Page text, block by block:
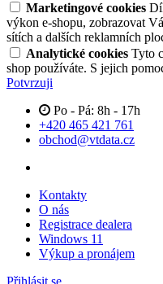
Marketingové cookies
výkon e-shopu, zobrazovat
sítích a dalších reklamních
Analytické cookies Tyto
shop používáte. S jejich
Potvrzuji
Po - Pá: 8h - 17h
+420 465 421 761
obchod@vtdata.cz
Kontakty
O nás
Registrace dealera
Windows 11
Výkup a pronájem
Přihlásit se